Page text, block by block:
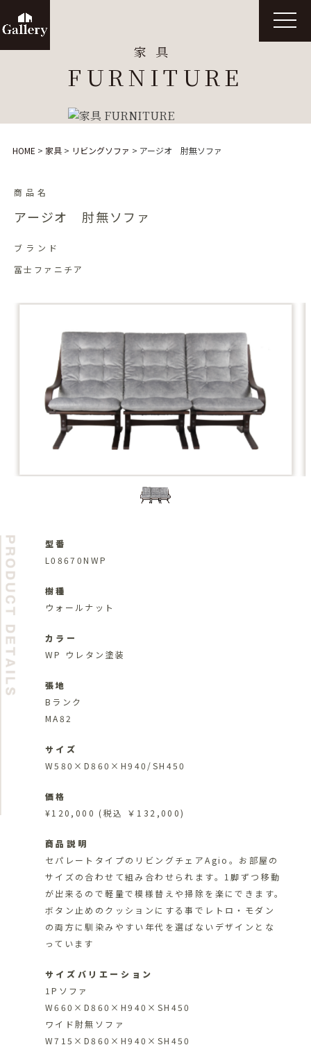
家具
FURNITURE
t
o
g
HOME > 家具> リビングソファ > アージオ 肘無ソファ
商品名
アージオ 肘無ソファ
ブランド
冨士ファニチア
型番
L08670NWP
樹種
ウォールナット
カラー
WP ウレタン塗装
張地
Bランク
MA82
サイズ
W580×D860×H940/SH450
価格
¥120,000 (税込 ￥132,000)
商品説明
セパレートタイプのリビングチェアAgio。お部屋の
サイズの合わせて組み合わせられます。1脚ずつ移動
が出来るので軽量で模様替えや掃除を楽にできます。
ボタン止めのクッションにする事でレトロ・モダン
の両方に馴染みやすい年代を選ばないデザインとな
っています
サイズバリエーション
1Pソファ
W660×D860×H940×SH450
ワイド肘無ソファ
W715×D860×H940×SH450